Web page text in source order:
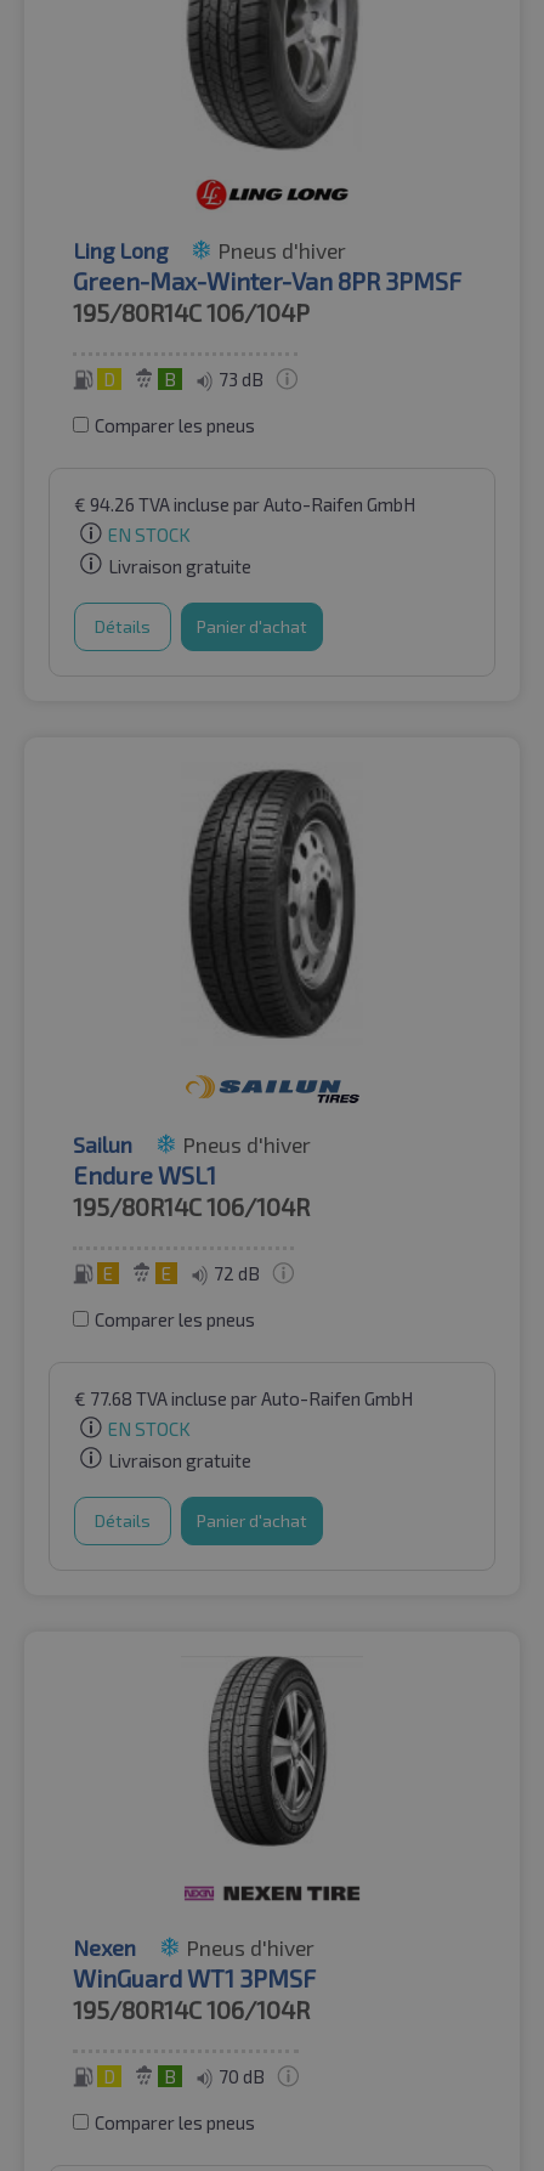
Ling Long Pneus d'hiver
Green-Max-Winter-Van 8PR 3PMSF
195/80R14C106/104P
D B 73 dB
Comparer les pneus
€ 94.26 TVA incluse par Auto-Raifen GmbH
EN STOCK
Livraison gratuite
Détails Panier d'achat
Sailun Pneus d'hiver
Endure WSL1
195/80R14C106/104R
E E 72 dB
Comparer les pneus
€ 77.68 TVA incluse par Auto-Raifen GmbH
EN STOCK
Livraison gratuite
Détails Panier d'achat
Nexen Pneus d'hiver
WinGuard WT1 3PMSF
195/80R14C106/104R
D B 70 dB
Comparer les pneus